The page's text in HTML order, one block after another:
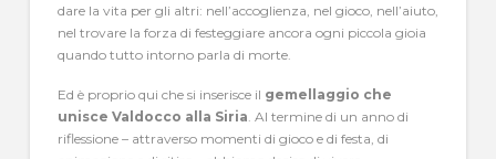
dare la vita per gli altri: nell’accoglienza, nel gioco, nell’aiuto,
nel trovare la forza di festeggiare ancora ogni piccola gioia
quando tutto intorno parla di morte.
Ed è proprio qui che si inserisce il gemellaggio che
unisce Valdocco alla Siria . Al termine di un anno di
riflessione – attraverso momenti di gioco e di festa, di